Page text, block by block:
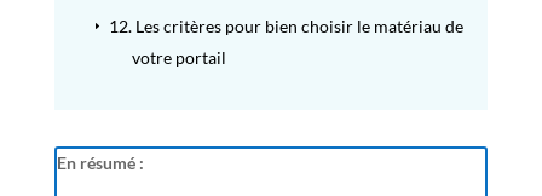
E 12.Les critères pour bien choisir le matériau de
votre portail
En résumé :